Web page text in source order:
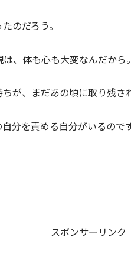
のだろう。
、体も心も大変なんだから。
が、まだあの頃に取り残さ
分を責める自分がいるのです
スポンサーリンク